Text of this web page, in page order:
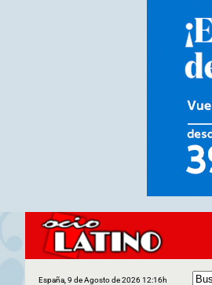
España, 9 de Agosto de 2026 12:16h